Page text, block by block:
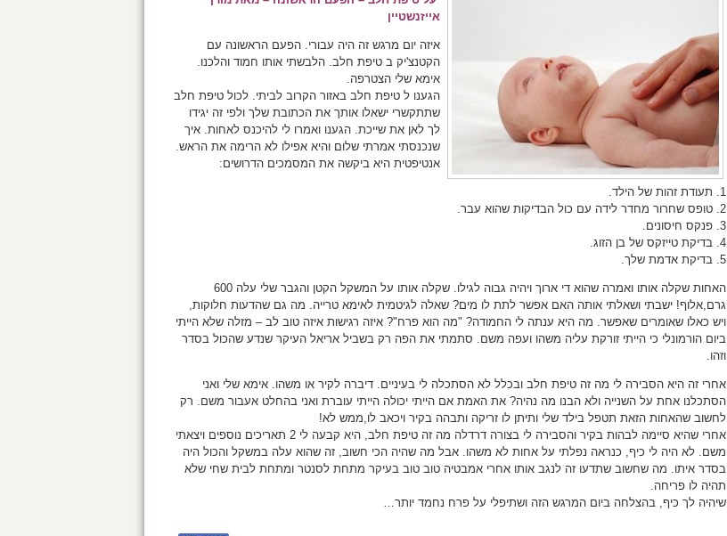
אייזנשטיין
איזה יום מרגש זה היה עבורי. הפעם הראשונה עם
הקטנצ'יק ב טיפת חלב. הלבשתי אותו חמוד והלכנו.
אימא שלי הצטרפה.
הגענו ל טיפת חלב באזור הקרוב לביתי. לכול טיפת חלב
שתתקשרי ישאלו אותך את הכתובת שלך ולפי זה יגידו
לך לאן את שייכת. הגענו ואמרו לי להיכנס לאחות. איך
שנכנסתי אמרתי שלום והיא אפילו לא הרימה את הראש.
אנטיפטית היא ביקשה את המסמכים הדרושים:
1. תעודת זהות של הילד.
2. טופס שחרור מחדר לידה עם כול הבדיקות שהוא עבר.
3. פנקס חיסונים.
4. בדיקת טייזקס של בן הזוג.
5. בדיקת אדמת שלך.
האחות שקלה אותו ואמרה שהוא די ארוך ויהיה גבוה לגילו. שקלה אותו על המשקל הקטן והגבר שלי עלה 600
גרם,אלוף! ישבתי ושאלתי אותה האם אפשר לתת לו מים? שאלה לגיטמית לאימא טרייה. מה גם שהדעות חלוקות,
ויש כאלו שאומרים שאפשר. מה היא ענתה לי החמודה? "מה הוא פרח"? איזה רגישות איזה טוב לב – מזלה שלא הייתי
ביום הורמונלי כי הייתי זורקת עליה משהו ועפה משם. סתמתי את הפה רק בשביל אריאל העיקר שנדע שהכול בסדר
וזהו.
אחרי זה היא הסבירה לי מה זה טיפת חלב ובכלל לא הסתכלה לי בעיניים. דיברה לקיר או משהו. אימא שלי ואני
הסתכלנו אחת על השנייה ולא הבנו מה נהיה? את האמת אם הייתי יכולה הייתי עוברת ואני בהחלט אעבור משם. רק
לחשוב שהאחות הזאת תטפל בילד שלי ותיתן לו זריקה ותבהה בקיר ויכאב לו,ממש לא!
אחרי שהיא סיימה לבהות בקיר והסבירה לי בצורה דרדלה מה זה טיפת חלב, היא קבעה לי 2 תאריכים נוספים ויצאתי
משם. לא היה לי כיף, כנראה נפלתי על אחות לא משהו. אבל מה שהיה הכי חשוב, זה שהוא עלה במשקל והכול היה
בסדר איתו. מה שחשוב שתדעו זה לנגב אותו אחרי אמבטיה טוב טוב בעיקר מתחת לסנטר ומתחת לבית שחי שלא
תהיה לו פריחה.
שיהיה לך כיף, בהצלחה ביום המרגש הזה ושתיפלי על פרח נחמד יותר…